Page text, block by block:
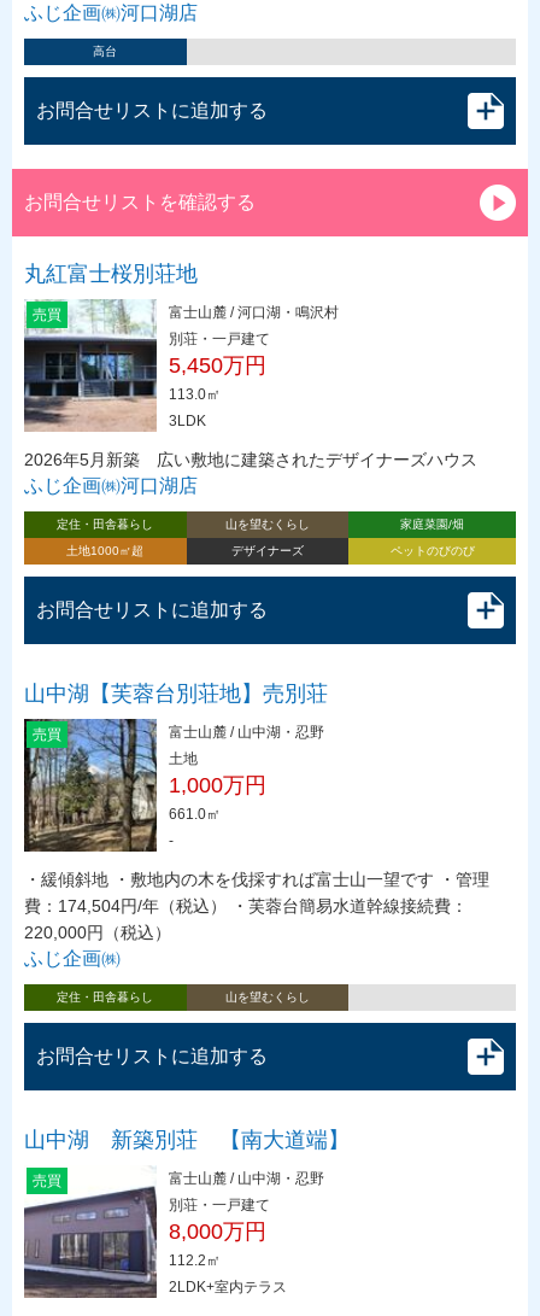
ふじ企画㈱河口湖店
高台
お問合せリストに追加する
お問合せリストを確認する
丸紅富士桜別荘地
売買
富士山麓 / 河口湖・鳴沢村
別荘・一戸建て
5,450万円
113.0㎡
3LDK
2026年5月新築 広い敷地に建築されたデザイナーズハウス
ふじ企画㈱河口湖店
定住・田舎暮らし 山を望むくらし
家庭菜園/畑
土地1000㎡超
デザイナーズ ペットのびのび
お問合せリストに追加する
山中湖【芙蓉台別荘地】売別荘
売買
富士山麓 / 山中湖・忍野
土地
1,000万円
661.0㎡
-
・緩傾斜地 ・敷地内の木を伐採すれば富士山一望です ・管理
費：174,504円/年（税込） ・芙蓉台簡易水道幹線接続費：
220,000円（税込）
ふじ企画㈱
定住・田舎暮らし 山を望むくらし
お問合せリストに追加する
山中湖 新築別荘 【南大道端】
売買
富士山麓 / 山中湖・忍野
別荘・一戸建て
8,000万円
112.2㎡
2LDK+室内テラス